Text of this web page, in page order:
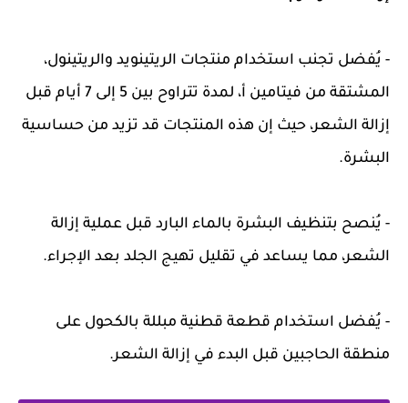
- يُفضل تجنب استخدام منتجات الريتينويد والريتينول،
المشتقة من فيتامين أ، لمدة تتراوح بين 5 إلى 7 أيام قبل
إزالة الشعر، حيث إن هذه المنتجات قد تزيد من حساسية
البشرة.
- يُنصح بتنظيف البشرة بالماء البارد قبل عملية إزالة
الشعر، مما يساعد في تقليل تهيج الجلد بعد الإجراء.
- يُفضل استخدام قطعة قطنية مبللة بالكحول على
منطقة الحاجبين قبل البدء في إزالة الشعر.